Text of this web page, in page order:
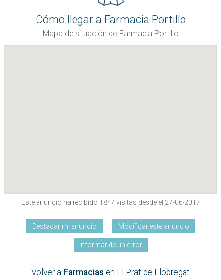
Cómo llegar a Farmacia Portillo
Mapa de situación de Farmacia Portillo
Este anuncio ha recibido 1847 visitas desde el 27-06-2017
Destacar mi anuncio Modificar este anuncio
Informar de un error
Volver a Farmacias en El Prat de Llobregat